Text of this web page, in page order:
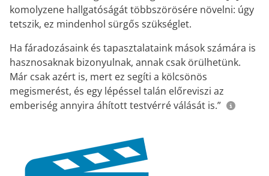
komolyzene hallgatóságát többszörösére növelni: úgy
tetszik, ez mindenhol sürgős szükséglet.
Ha fáradozásaink és tapasztalataink mások számára is
hasznosaknak bizonyulnak, annak csak örülhetünk.
Már csak azért is, mert ez segíti a kölcsönös
megismerést, és egy lépéssel talán előreviszi az
emberiség annyira áhított testvérré válását is.”